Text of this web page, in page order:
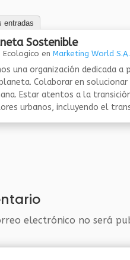
entradas
Sostenible
Ecologico enMarketing World
una organización dedicada
Colaborar en
Estar atentos a la
urbanos, incluyendo el
electrónico no será